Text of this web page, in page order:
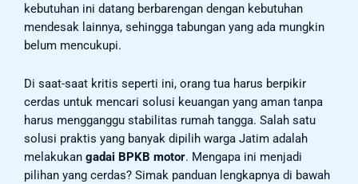
kebutuhan ini datang berbarengan dengan kebutuhan
mendesak lainnya, sehingga tabungan yang ada mungkin
belum mencukupi.
Di saat-saat kritis seperti ini, orang tua harus berpikir
cerdas untuk mencari solusi keuangan yang aman tanpa
harus mengganggu stabilitas rumah tangga. Salah satu
solusi praktis yang banyak dipilih warga Jatim adalah
melakukan gadai BPKB motor. Mengapa ini menjadi
pilihan yang cerdas? Simak panduan lengkapnya di bawah